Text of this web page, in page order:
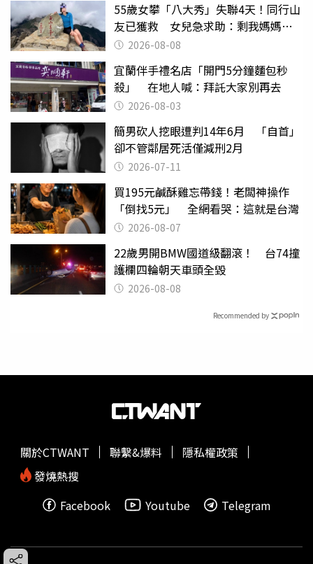
55歲女攀「八大秀」失聯4天！同行山
友已獲救 女兒急求助：剩我媽媽還
沒找到
2026-08-08
宜蘭伴手禮名店「開門5分鐘麵包秒
殺」 在地人喊：拜託大家別再去
2026-08-03
簡男砍人挖眼遭判14年6月 「自首」
卻不管鄰居死活僅減刑2月
2026-07-11
買195元鹹酥雞忘帶錢！老闆神操作
「倒找5元」 全網看哭：這就是台灣
2026-08-07
22歲男開BMW國道級翻滾！ 台74撞
護欄四輪朝天車頭全毀
2026-08-08
Recommended by
關於CTWANT 聯繫&爆料
隱私權政策
發燒熱搜
Facebook
Youtube Telegram